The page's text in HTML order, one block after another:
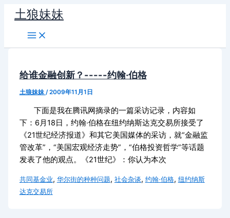
容
土狼妹妹
给谁金融创新？-----约翰·伯格
土狼妹妹 /2009年11月1日
下面是我在腾讯网摘录的一篇采访记录，内容如
下：6月18日，约翰·伯格在纽约纳斯达克交易所接受了
《21世纪经济报道》和其它美国媒体的采访，就“金融监
管改革”，“美国宏观经济走势”，“伯格投资哲学”等话题
发表了他的观点。《21世纪》：你认为本次
共同基金业, 华尔街的种种问题, 社会杂谈, 约翰·伯格, 纽约纳斯
达克交易所